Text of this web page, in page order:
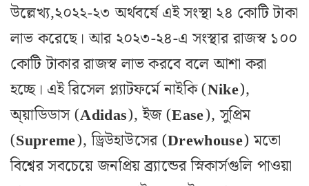
উল্লেখ্য,২০২২-২৩ অর্থবর্ষে এই সংস্থা ২৪ কোটি টাকা
লাভ করেছে। আর ২০২৩-২৪-এ সংস্থার রাজস্ব ১০০
কোটি টাকার রাজস্ব লাভ করবে বলে আশা করা
হচ্ছে। এই রিসেল প্ল্যাটফর্মে নাইকি (Nike),
অ্য়াডিডাস (Adidas), ইজ (Ease), সুপ্রিম
(Supreme), ড্রিউহাউসের (Drewhouse) মতো
বিশ্বের সবচেয়ে জনপ্রিয় ব্র্যান্ডের স্নিকার্সগুলি পাওয়া